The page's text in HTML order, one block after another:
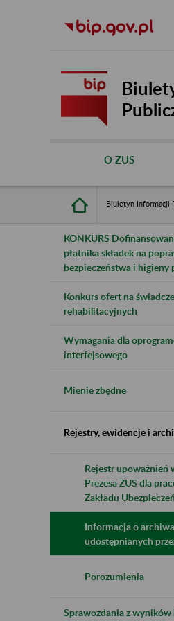
O ZUS
Biuletyn Informacji
KONKURS
płatnika składek na
bezpieczeństwa i higieny
Konkurs ofert na
rehabilitacyjnych
Wymagania dla
interfejsowego
Mienie zbędne
Rejestry, ewidencje i
Rejestr upoważnień
Prezesa ZUS dla
Zakładu
Informacja o
udostępnianych
Porozumienia
Sprawozdania z wyników